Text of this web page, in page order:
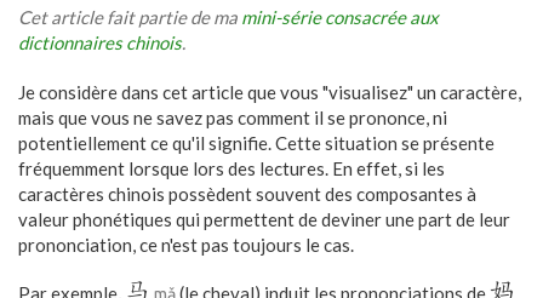
Cet article fait partie de ma mini-série consacrée aux
dictionnaires chinois.
Je considère dans cet article que vous "visualisez" un caractère,
mais que vous ne savez pas comment il se prononce, ni
potentiellement ce qu'il signifie. Cette situation se présente
fréquemment lorsque lors des lectures. En effet, si les
caractères chinois possèdent souvent des composantes à
valeur phonétiques qui permettent de deviner une part de leur
prononciation, ce n'est pas toujours le cas.
Par exemple, 马 (le cheval) induit les prononciations de 妈